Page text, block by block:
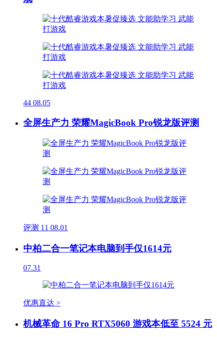
44 08.05
全屏生产力 荣耀MagicBook Pro锐龙版评测
评测 11 08.01
中柏二合一笔记本电脑到手仅1614元
07.31
优惠直达 >
机械革命 16 Pro RTX5060 游戏本低至 5524 元